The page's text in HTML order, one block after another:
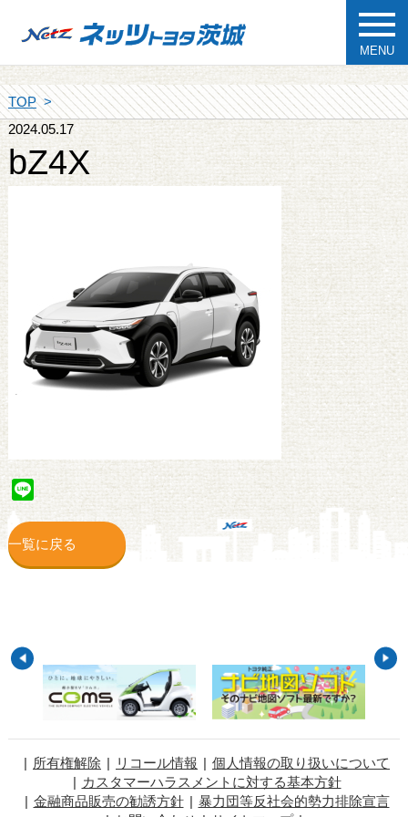
MENU
TOP
2024.05.17
bZ4X
Line
一覧に戻る
所有権解除 リコール情報
個人情報の取り扱いについて
カスタマーハラスメントに対する基本方針
金融商品販売の勧誘方針
暴力団等反社会的勢力排除宣言